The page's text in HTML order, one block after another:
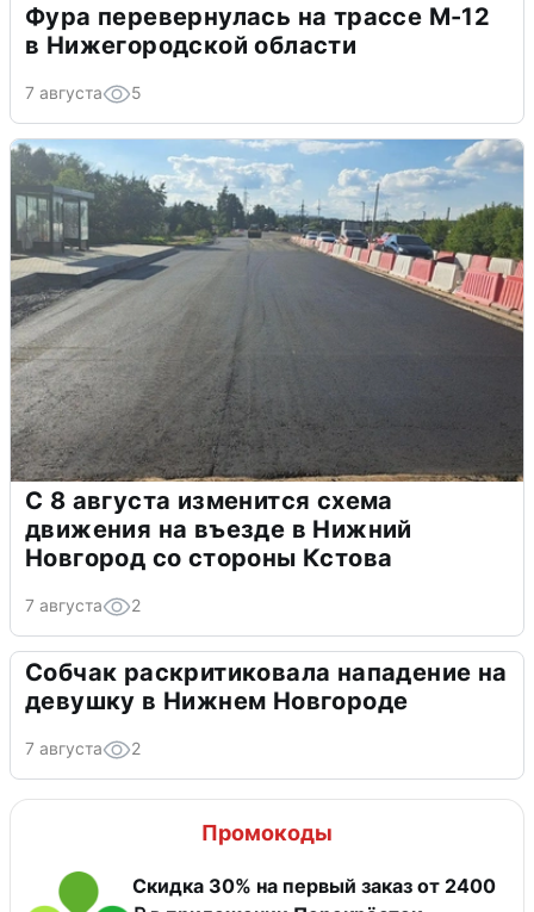
Фура перевернулась на трассе М-12
в Нижегородской области
7 августа 5
С 8 августа изменится схема
движения на въезде в Нижний
Новгород со стороны Кстова
7 августа 2
Собчак раскритиковала нападение на
девушку в Нижнем Новгороде
7 августа 2
Промокоды
Скидка 30% на первый заказ от 2400